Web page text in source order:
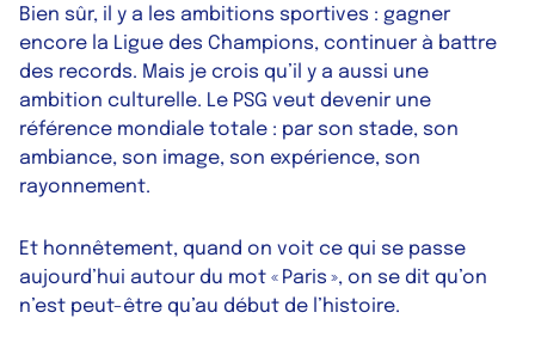
Bien sûr, il y a les ambitions sportives : gagner
encore la Ligue des Champions, continuer à battre
des records. Mais je crois qu’il y a aussi une
ambition culturelle. Le PSG veut devenir une
référence mondiale totale : par son stade, son
ambiance, son image, son expérience, son
rayonnement.
Et honnêtement, quand on voit ce qui se passe
aujourd’hui autour du mot « Paris », on se dit qu’on
n’est peut-être qu’au début de l’histoire.